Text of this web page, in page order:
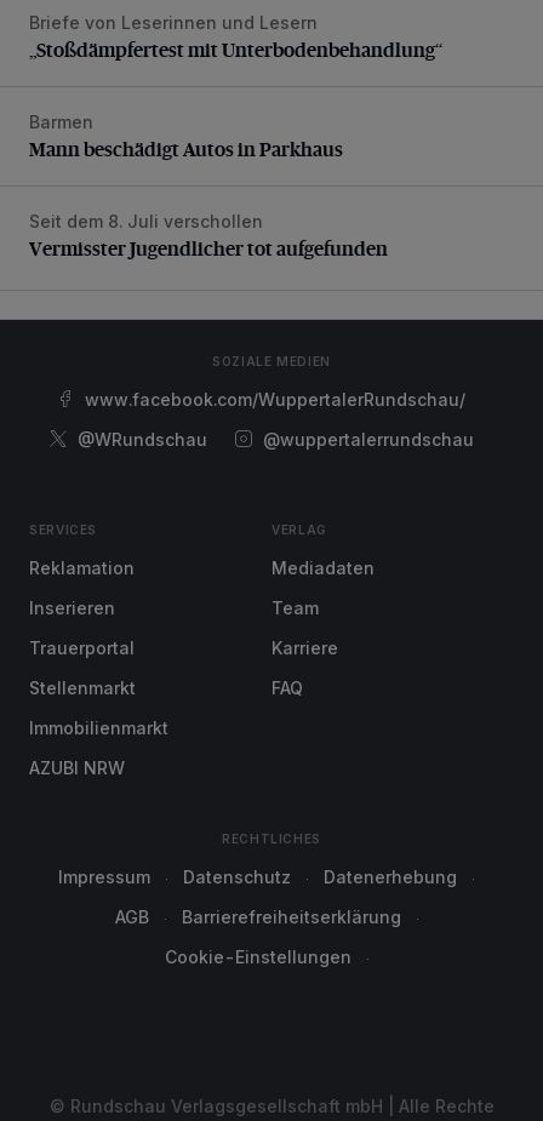
„Stoßdämpfertest mit Unterbodenbehandlung“
Briefe von Leserinnen und Lesern
„Stoßdämpfertest mit Unterbodenbehandlung“
Mann beschädigt Autos in Parkhaus
Barmen
Mann beschädigt Autos in Parkhaus
Vermisster Jugendlicher tot aufgefunden
Seit dem 8. Juli verschollen
Vermisster Jugendlicher tot aufgefunden
SOZIALE MEDIEN
www.facebook.com/WuppertalerRundschau/
@WRundschau
@wuppertalerrundschau
SERVICES
Reklamation
Inserieren
Trauerportal
Stellenmarkt
Immobilienmarkt
AZUBI NRW
VERLAG
Mediadaten
Team
Karriere
FAQ
RECHTLICHES
Impressum Datenschutz
Datenerhebung
AGB
Barrierefreiheitserklärung
Cookie-Einstellungen
© Rundschau Verlagsgesellschaft mbH | Alle Rechte